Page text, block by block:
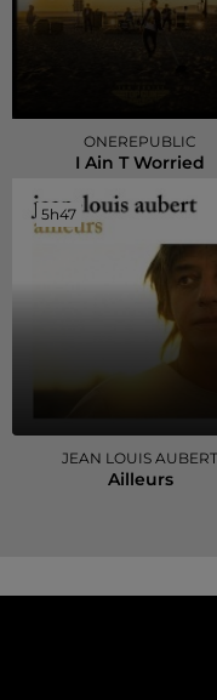
ONEREPUBLIC
I Ain T Worried
5h47
5h47
JEAN LOUIS AUBERT
Ailleurs